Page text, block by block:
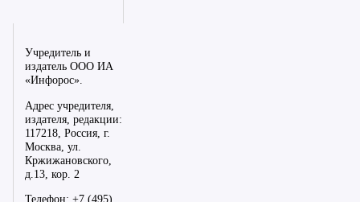
Учредитель и
издатель ООО ИА
«Инфорос».
Адрес учредителя,
издателя, редакции:
117218, Россия, г.
Москва, ул.
Кржижановского,
д.13, кор. 2
Телефон: +7 (495)